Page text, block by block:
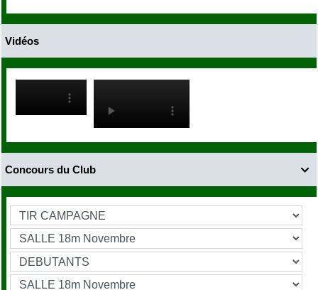
Vidéos

Concours du Club